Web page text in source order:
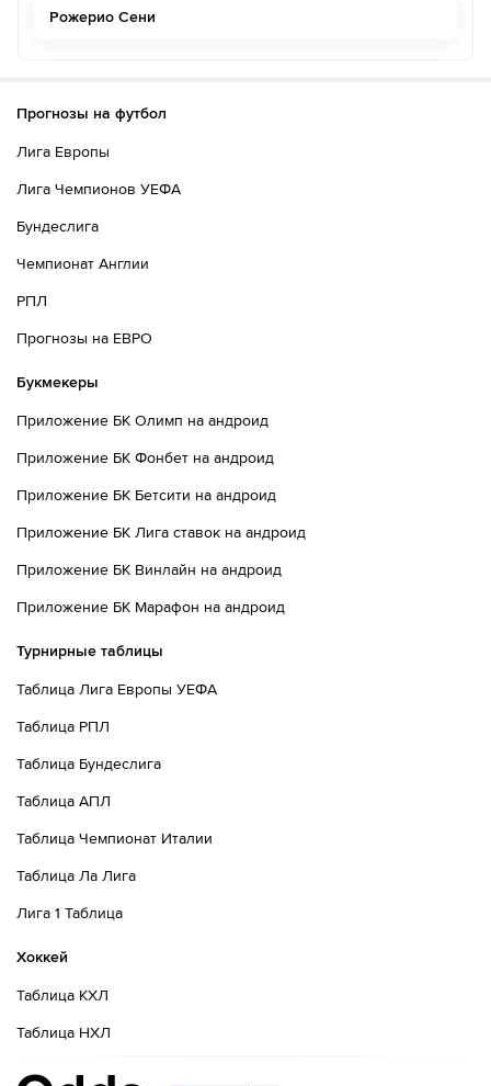
Рожерио Сени
Прогнозы на футбол
Лига Европы
Лига Чемпионов УЕФА
Бундеслига
Чемпионат Англии
РПЛ
Прогнозы на ЕВРО
Букмекеры
Приложение БК Олимп на андроид
Приложение БК Фонбет на андроид
Приложение БК Бетсити на андроид
Приложение БК Лига ставок на андроид
Приложение БК Винлайн на андроид
Приложение БК Марафон на андроид
Турнирные таблицы
Таблица Лига Европы УЕФА
Таблица РПЛ
Таблица Бундеслига
Таблица АПЛ
Таблица Чемпионат Италии
Таблица Ла Лига
Лига 1 Таблица
Хоккей
Таблица КХЛ
Таблица НХЛ